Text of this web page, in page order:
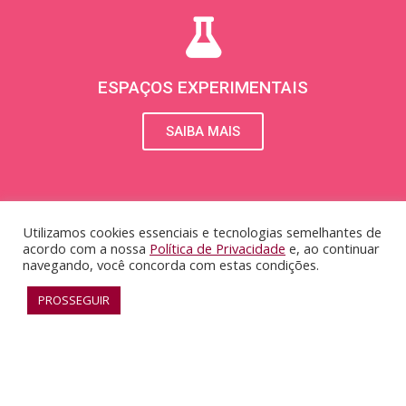
ESPAÇOS EXPERIMENTAIS
SAIBA MAIS
Utilizamos cookies essenciais e tecnologias semelhantes de
acordo com a nossa Política de Privacidade e, ao continuar
navegando, você concorda com estas condições.
PROSSEGUIR